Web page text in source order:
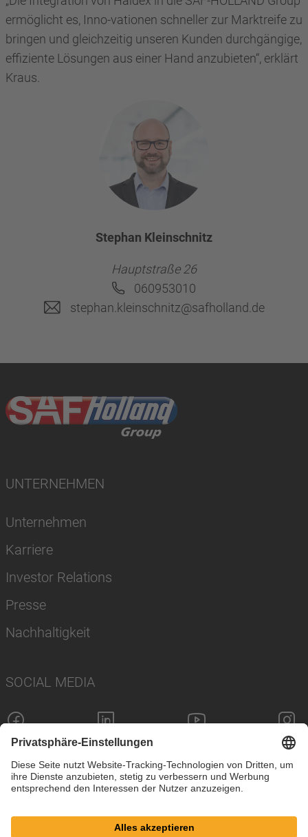
ermöglicht es, Inno-vationen schneller zur Marktreife zu
bringen und gleichzeitig unseren Kunden durchgängige,
effiziente Lösungen aus einer Hand anzubieten“, erklärt
Kraus.
Stephan Kleinschnitz
Hauptstraße 26
060953010
stephan.kleinschnitz@safholland.de
UNTERNEHMEN
Unternehmen
Karriere
Investor Relations
Presse
Nachhaltigkeit
SOCIAL MEDIA
Datenschutz